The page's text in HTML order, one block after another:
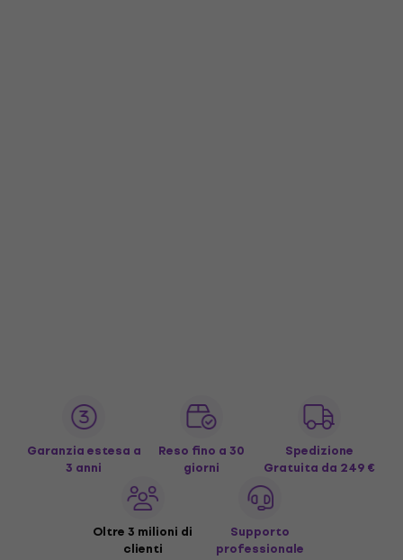
Garanzia estesa a
3 anni
Reso fino a 30
giorni
Spedizione
Gratuita da 249 €
Oltre 3 milioni di
clienti
Supporto
professionale